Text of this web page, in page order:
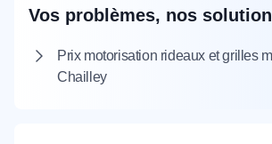
Vos problèmes, nos
Prix motorisation rideaux et grilles
Chailley